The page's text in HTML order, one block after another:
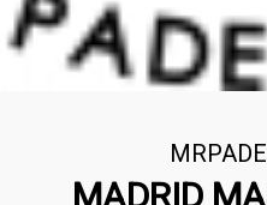
MADRID